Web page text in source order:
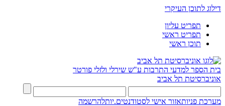
דילוג לתוכן העיקרי
תפריט עליון
תפריט ראשי
תוכן ראשי
בית הספר למדעי התרבות ע"ש שירלי ולזלי פורטר
אוניברסיטת תל אביב
מערכת פניותאזור אישי לסטודנטים.יותלהרשמה